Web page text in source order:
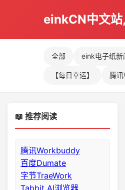
einkCN中文站
全部 eink电子纸新
【每日幸运】 腾
📖 推荐阅读
腾讯Workbuddy
百度Dumate
字节TraeWork
Tabbit AI浏览器